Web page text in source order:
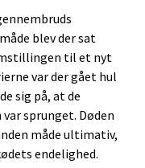
blev der sat
til et nyt
var der gået hul
sig på, at de
sprunget. Døden
måde ultimativ,
endelighed.